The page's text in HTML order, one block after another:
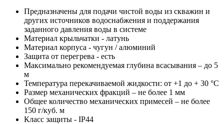
Предназначены для подачи чистой воды из скважин и
других источников водоснабжения и поддержания
заданного давления воды в системе
Материал крыльчатки - латунь
Материал корпуса - чугун / алюминий
Защита от перегрева - есть
Максимально рекомендуемая глубина всасывания – до 5
м
Температура перекачиваемой жидкости: от +1 до + 30 °С
Размер механических фракций – не более 1 мм
Общее количество механических примесей – не более
150 г/куб. м
Класс защиты - IP44